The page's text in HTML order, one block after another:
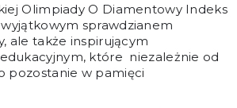
Olimpiady O Diamentowy Indeks
wyjątkowym sprawdzianem
ale także inspirującym
które niezależnie od
pozostanie w pamięci